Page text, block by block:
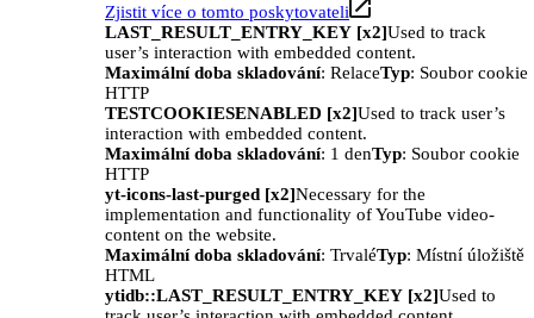
Zjistit více o tomto poskytovateli
LAST_RESULT_ENTRY_KEY [x2]Used to track
user’s interaction with embedded content.
Maximální doba skladování: RelaceTyp: Soubor cookie
HTTP
TESTCOOKIESENABLED [x2]Used to track user’s
interaction with embedded content.
Maximální doba skladování: 1 denTyp: Soubor cookie
HTTP
yt-icons-last-purged [x2]Necessary for the
implementation and functionality of YouTube video-
content on the website.
Maximální doba skladování: TrvaléTyp: Místní úložiště
HTML
ytidb::LAST_RESULT_ENTRY_KEY [x2]Used to